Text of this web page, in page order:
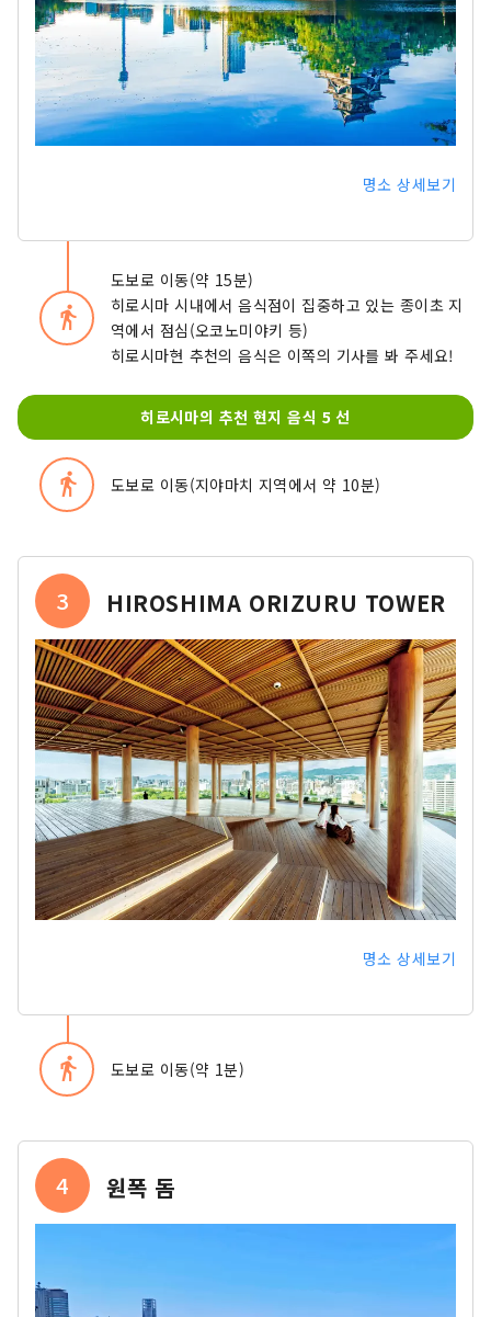
명소 상세보기
directions_walk
도보로 이동(약 15분)
히로시마 시내에서 음식점이 집중하고 있는 종이초 지
역에서 점심(오코노미야키 등)
히로시마현 추천의 음식은 이쪽의 기사를 봐 주세요!
히로시마의 추천 현지 음식 5 선
directions_walk 도보로 이동(지야마치 지역에서 약 10분)
3 HIROSHIMA ORIZURU TOWER
명소 상세보기
directions_walk 도보로 이동(약 1분)
4 원폭 돔